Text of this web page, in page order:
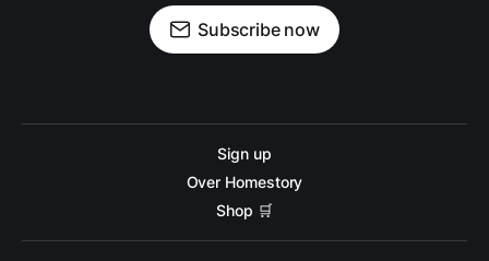
Subscribe now
Sign up
Over Homestory
Shop 🛒